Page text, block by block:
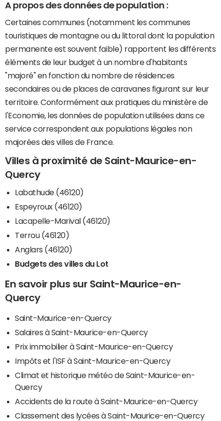
A propos des données de population :
Certaines communes (notamment les communes
touristiques de montagne ou du littoral dont la population
permanente est souvent faible) rapportent les différents
éléments de leur budget à un nombre d'habitants
"majoré" en fonction du nombre de résidences
secondaires ou de places de caravanes figurant sur leur
territoire. Conformément aux pratiques du ministère de
l'Economie, les données de population utilisées dans ce
service correspondent aux populations légales non
majorées des villes de France.
Villes à proximité de Saint-Maurice-en-
Quercy
Labathude (46120)
Espeyroux (46120)
Lacapelle-Marival (46120)
Terrou (46120)
Anglars (46120)
Budgets des villes du Lot
En savoir plus sur Saint-Maurice-en-
Quercy
Saint-Maurice-en-Quercy
Salaires à Saint-Maurice-en-Quercy
Prix immobilier à Saint-Maurice-en-Quercy
Impôts et l'ISF à Saint-Maurice-en-Quercy
Climat et historique météo de Saint-Maurice-en-
Quercy
Accidents de la route à Saint-Maurice-en-Quercy
Classement des lycées à Saint-Maurice-en-Quercy